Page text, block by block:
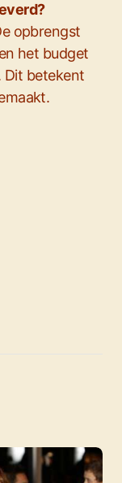
opbrengst
het budget
Dit betekent